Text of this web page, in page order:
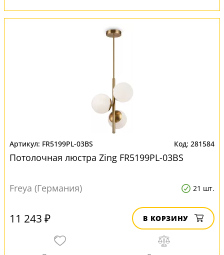
FR5199PL-03BS 281584
Потолочная люстра Zing FR5199PL-03BS
Freya (Германия) 21 шт.
11 243 ₽ В КОРЗИНУ